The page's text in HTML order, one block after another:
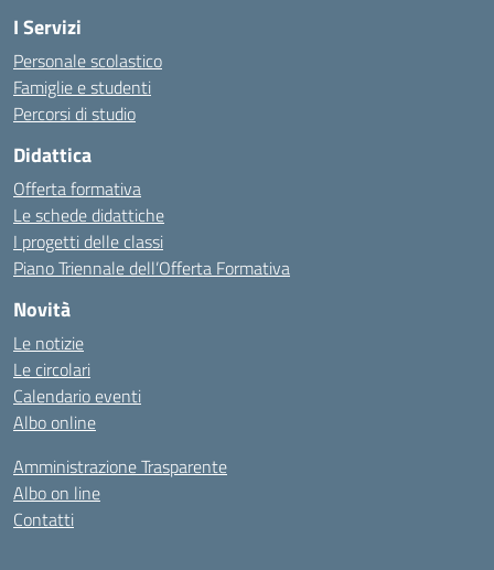
I Servizi
Personale scolastico
Famiglie e studenti
Percorsi di studio
Didattica
Offerta formativa
Le schede didattiche
I progetti delle classi
Piano Triennale dell’Offerta Formativa
Novità
Le notizie
Le circolari
Calendario eventi
Albo online
Amministrazione Trasparente
Albo on line
Contatti